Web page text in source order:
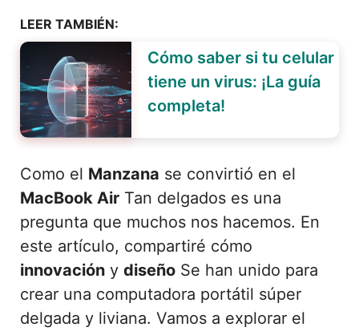
LEER TAMBIÉN:
Cómo saber si tu celular
tiene un virus: ¡La guía
completa!
Como el Manzana se convirtió en el
MacBook Air Tan delgados es una
pregunta que muchos nos hacemos. En
este artículo, compartiré cómo
innovación y diseño Se han unido para
crear una computadora portátil súper
delgada y liviana. Vamos a explorar el